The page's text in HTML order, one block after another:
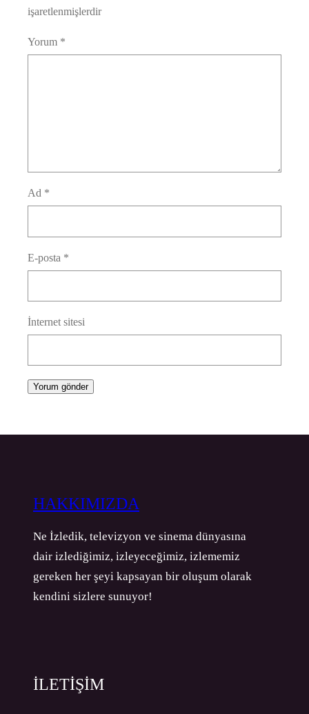
işaretlenmişlerdir
Yorum *
Ad *
E-posta *
İnternet sitesi
HAKKIMIZDA
Ne İzledik, televizyon ve sinema dünyasına
dair izlediğimiz, izleyeceğimiz, izlememiz
gereken her şeyi kapsayan bir oluşum olarak
kendini sizlere sunuyor!
İLETİŞİM